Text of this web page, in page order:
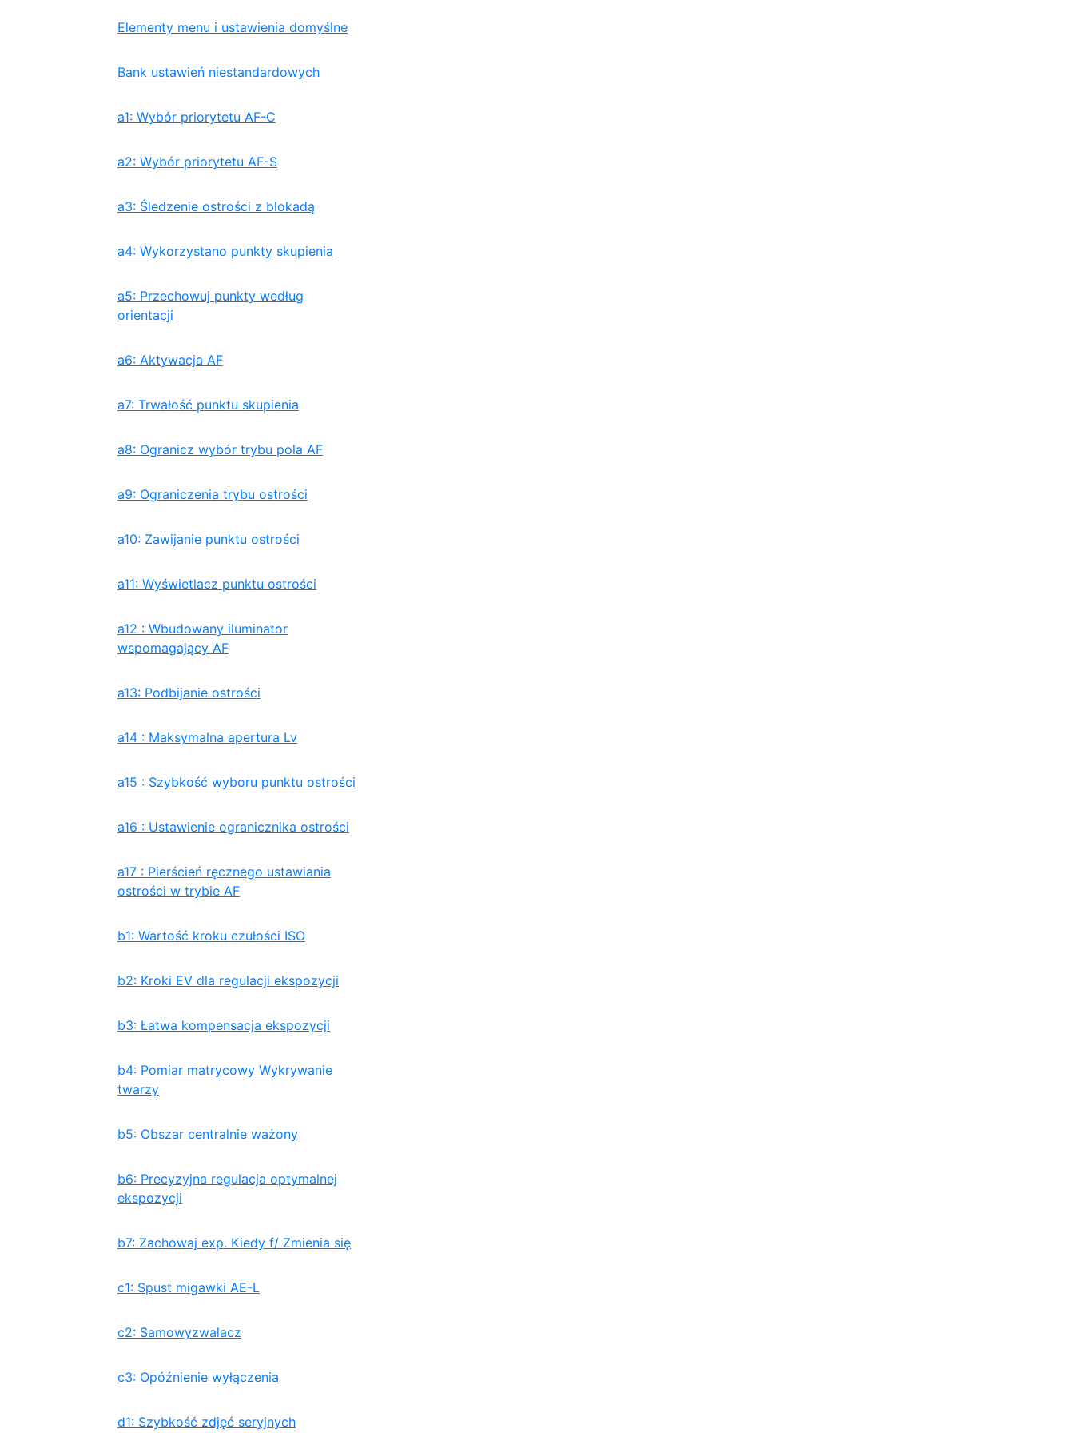
Elementy menu i ustawienia domyślne
Bank ustawień niestandardowych
a1: Wybór priorytetu AF-C
a2: Wybór priorytetu AF-S
a3: Śledzenie ostrości z blokadą
a4: Wykorzystano punkty skupienia
a5: Przechowuj punkty według
orientacji
a6: Aktywacja AF
a7: Trwałość punktu skupienia
a8: Ogranicz wybór trybu pola AF
a9: Ograniczenia trybu ostrości
a10: Zawijanie punktu ostrości
a11: Wyświetlacz punktu ostrości
a12 : Wbudowany iluminator
wspomagający AF
a13: Podbijanie ostrości
a14 : Maksymalna apertura Lv
a15 : Szybkość wyboru punktu ostrości
a16 : Ustawienie ogranicznika ostrości
a17 : Pierścień ręcznego ustawiania
ostrości w trybie AF
b1: Wartość kroku czułości ISO
b2: Kroki EV dla regulacji ekspozycji
b3: Łatwa kompensacja ekspozycji
b4: Pomiar matrycowy Wykrywanie
twarzy
b5: Obszar centralnie ważony
b6: Precyzyjna regulacja optymalnej
ekspozycji
b7: Zachowaj exp. Kiedy f/ Zmienia się
c1: Spust migawki AE-L
c2: Samowyzwalacz
c3: Opóźnienie wyłączenia
d1: Szybkość zdjęć seryjnych